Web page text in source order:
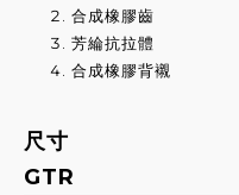
合成橡膠齒
芳綸抗拉體
合成橡膠背襯
尺寸
GTR